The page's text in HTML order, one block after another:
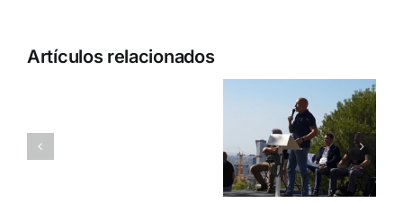
Artículos relacionados
¿muro
Occidente?/Canarias
CRÓNICA
12 de
para
España,
despierta
España!
Manifiesto de DN,